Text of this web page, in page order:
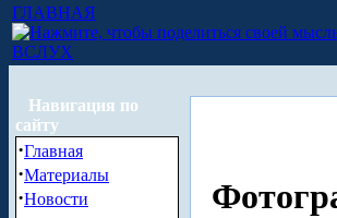
ГЛАВНАЯ
ВСЛУХ
Навигация по
сайту
·Главная
·Материалы
·Новости